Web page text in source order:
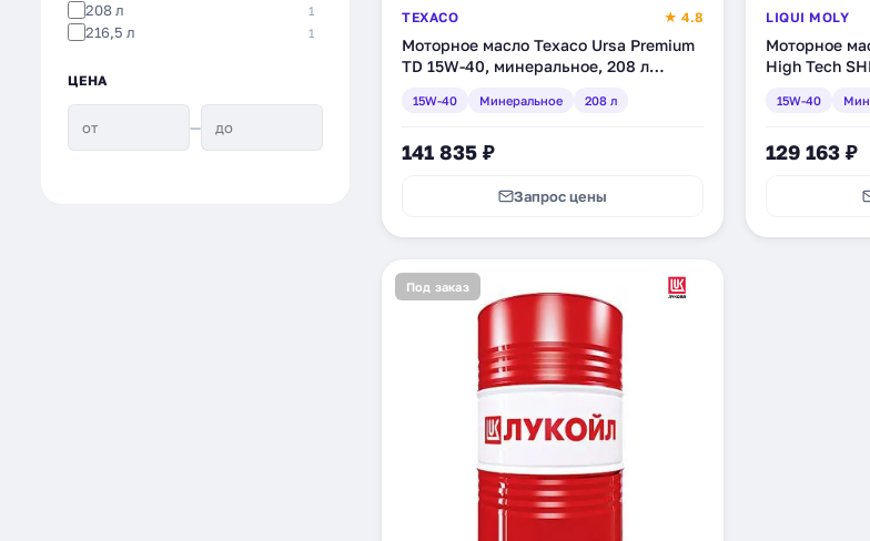
208 л 1
216,5 л 1
ЦЕНА
—
TEXACO ★ 4.8
Моторное масло Texaco Ursa Premium
TD 15W-40, минеральное, 208 л
15W-40 Минеральное 208 л
141 835 ₽
Запрос цены
LIQUI MOLY
Моторное
High Tech
15W-40
129 163 ₽
Под заказ